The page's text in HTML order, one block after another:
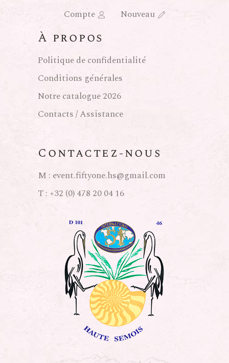
Contactez-nous
M : event.fiftyone.hs@gmail.com
T : +32 (0) 478 20 04 16
À propos
Politique de confidentialité
Conditions générales
Notre catalogue 2026
Contacts / Assistance
Compte
Nouveau